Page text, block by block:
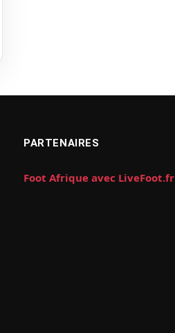
PARTENAIRES
Foot Afrique avec LiveFoot.fr